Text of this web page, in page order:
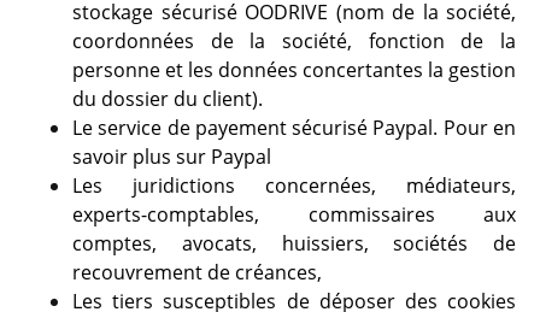
stockage sécurisé OODRIVE (nom de la société,
coordonnées de la société, fonction de la
personne et les données concertantes la gestion
du dossier du client).
Le service de payement sécurisé Paypal. Pour en
savoir plus sur Paypal
Les juridictions concernées, médiateurs,
experts-comptables, commissaires aux
comptes, avocats, huissiers, sociétés de
recouvrement de créances,
Les tiers susceptibles de déposer des cookies